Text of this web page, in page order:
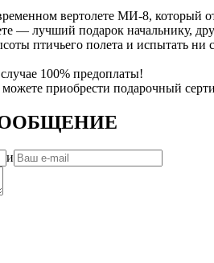
вертолете МИ-8, который
— лучший подарок начальнику,
птичьего полета и испытать ни
100% предоплаты!
приобрести подарочный
и